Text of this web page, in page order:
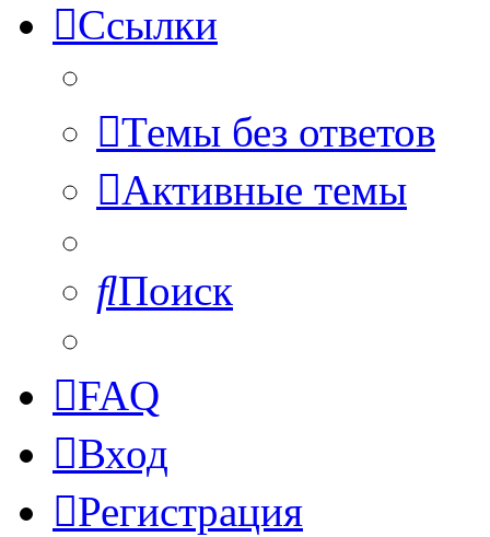
Ссылки
Темы без ответов
Активные темы
Поиск
FAQ
Вход
Регистрация